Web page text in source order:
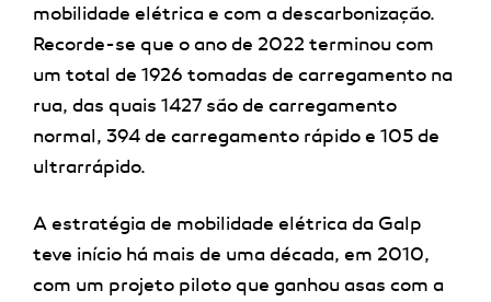
mobilidade elétrica e com a descarbonização.
Recorde-se que o ano de 2022 terminou com
um total de 1926 tomadas de carregamento na
rua, das quais 1427 são de carregamento
normal, 394 de carregamento rápido e 105 de
ultrarrápido.
A estratégia de mobilidade elétrica da Galp
teve início há mais de uma década, em 2010,
com um projeto piloto que ganhou asas com a